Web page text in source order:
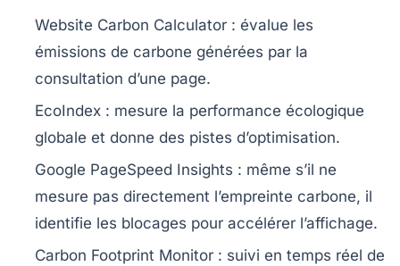
Website Carbon Calculator : évalue les
émissions de carbone générées par la
consultation d’une page.
EcoIndex : mesure la performance écologique
globale et donne des pistes d’optimisation.
Google PageSpeed Insights : même s’il ne
mesure pas directement l’empreinte carbone, il
identifie les blocages pour accélérer l’affichage.
Carbon Footprint Monitor : suivi en temps réel de